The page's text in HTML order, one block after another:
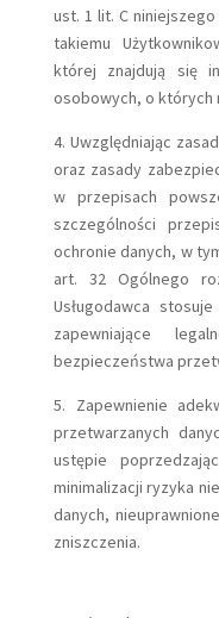
ust. 1 lit. C niniejszego
takiemu
której znajdują się
osobowych, o których
4. Uwzględniając
oraz zasady
w przepisach
szczególności
ochronie danych, w
art. 32 Ogólnego
Usługodawca
zapewniające
bezpieczeństwa
5. Zapewnienie
przetwarzanych
ustępie
minimalizacji ryzyka
danych,
zniszczenia.